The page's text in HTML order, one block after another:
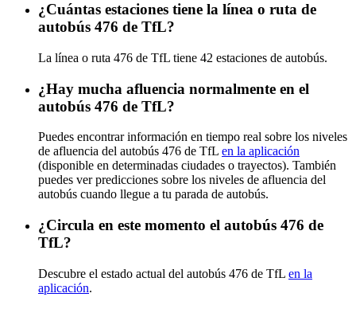
¿Cuántas estaciones tiene la línea o ruta de
autobús 476 de TfL?
La línea o ruta 476 de TfL tiene 42 estaciones de autobús.
¿Hay mucha afluencia normalmente en el
autobús 476 de TfL?
Puedes encontrar información en tiempo real sobre los niveles
de afluencia del autobús 476 de TfL en la aplicación
(disponible en determinadas ciudades o trayectos). También
puedes ver predicciones sobre los niveles de afluencia del
autobús cuando llegue a tu parada de autobús.
¿Circula en este momento el autobús 476 de
TfL?
Descubre el estado actual del autobús 476 de TfL en la
aplicación.